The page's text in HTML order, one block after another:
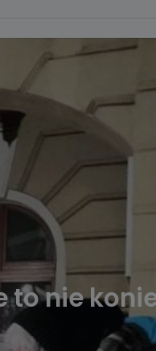
to nie